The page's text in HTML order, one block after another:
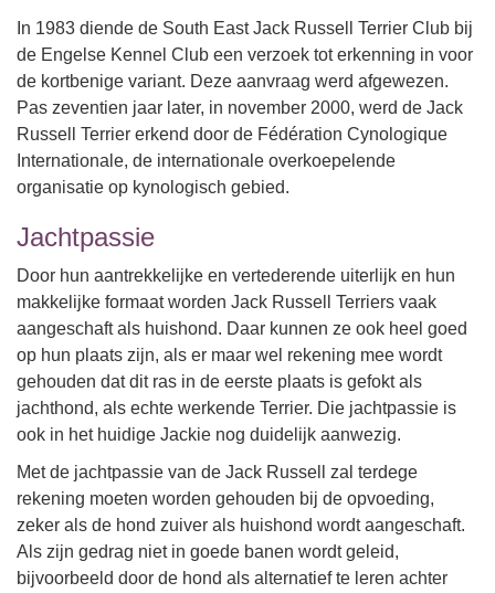
In 1983 diende de South East Jack Russell Terrier Club bij
de Engelse Kennel Club een verzoek tot erkenning in voor
de kortbenige variant. Deze aanvraag werd afgewezen.
Pas zeventien jaar later, in november 2000, werd de Jack
Russell Terrier erkend door de Fédération Cynologique
Internationale, de internationale overkoepelende
organisatie op kynologisch gebied.
Jachtpassie
Door hun aantrekkelijke en vertederende uiterlijk en hun
makkelijke formaat worden Jack Russell Terriers vaak
aangeschaft als huishond. Daar kunnen ze ook heel goed
op hun plaats zijn, als er maar wel rekening mee wordt
gehouden dat dit ras in de eerste plaats is gefokt als
jachthond, als echte werkende Terrier. Die jachtpassie is
ook in het huidige Jackie nog duidelijk aanwezig.
Met de jachtpassie van de Jack Russell zal terdege
rekening moeten worden gehouden bij de opvoeding,
zeker als de hond zuiver als huishond wordt aangeschaft.
Als zijn gedrag niet in goede banen wordt geleid,
bijvoorbeeld door de hond als alternatief te leren achter